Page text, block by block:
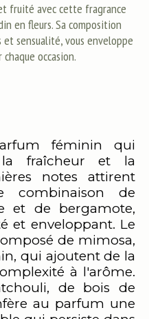
fruité avec cette fragrance
en fleurs. Sa composition
sensualité, vous enveloppe
occasion.
féminin qui
fraîcheur et la
notes attirent
combinaison de
et de bergamote,
et enveloppant. Le
de mimosa,
qui ajoutent de la
à l'arôme.
de bois de
au parfum une